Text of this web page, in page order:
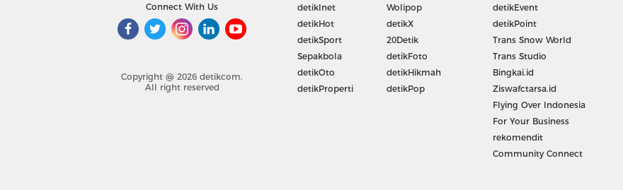
Connect With Us
Copyright @ 2026 detikcom.
All right reserved
detikInet
detikHot
detikSport
Sepakbola
detikOto
detikProperti
Wolipop
detikX
20Detik
detikFoto
detikHikmah
detikPop
detikEvent
detikPoint
Trans Snow World
Trans Studio
Bingkai.id
Ziswafctarsa.id
Flying Over Indonesia
For Your Business
rekomendit
Community Connect